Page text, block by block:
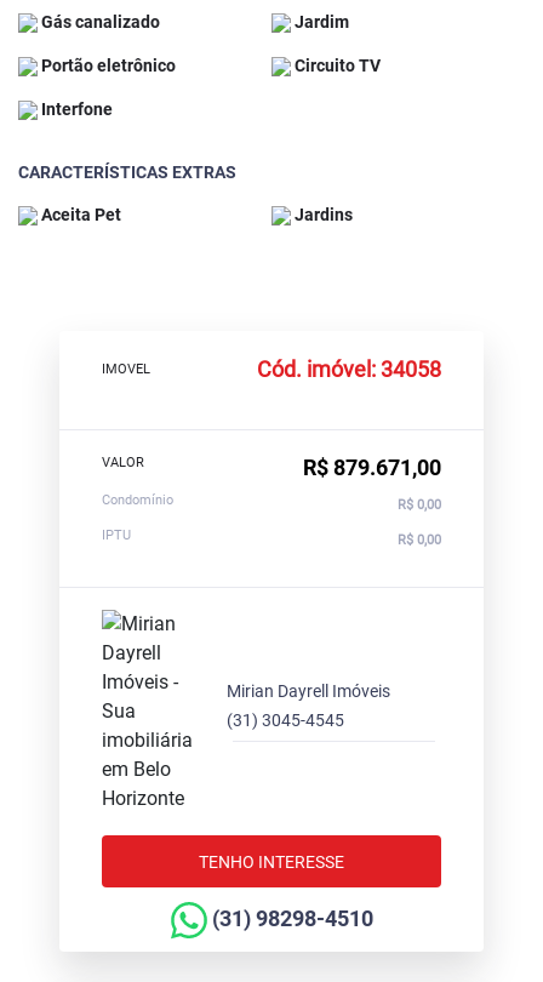
Gás canalizado Jardim
Portão eletrônico Circuito TV
Interfone
CARACTERÍSTICAS EXTRAS
Aceita Pet Jardins
IMOVEL Cód. imóvel: 34058
VALOR R$ 879.671,00
Condomínio
R$ 0,00
IPTU
R$ 0,00
Mirian Dayrell Imóveis
(31) 3045-4545
TENHO INTERESSE
(31) 98298-4510